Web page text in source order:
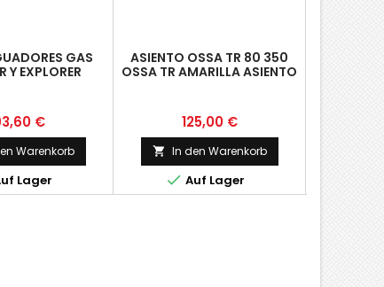
GAS
Y EXPLORER
€
Warenkorb
Lager
ASIENTO OSSA TR 80 350
OSSA TR AMARILLA ASIENTO
Preis
125,00 €
 In den Warenkorb
 Auf Lager